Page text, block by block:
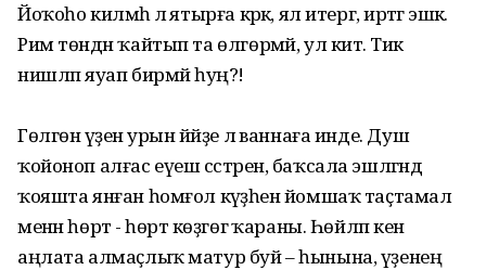
Йоҡоһо килмәһә лә ятырға кәрәк, ял итергә, иртәгә эшкә.
Рим төндән ҡайтып та өлгөрмәй, ул китә. Тик
нишләп яуап бирмәй һуң?!
Гөлгөнә үҙенә урын йәйҙе лә ваннаға инде. Душ
ҡойоноп алғас еүеш сәстәрен, баҡсала эшләгәндә
ҡояшта янған һомғол кәүҙәһен йомшаҡ таҫтамал
менән һөртә - һөртә көҙгөгә ҡараны. Һөйләп кенә
аңлата алмаҫлыҡ матур буй – һынына, үҙенең